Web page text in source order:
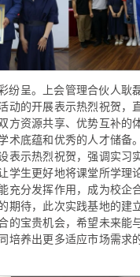
纷呈。上会管理合伙人
动的开展表示热烈祝贺，
方资源共享、优势互补的
术底蕴和优秀的人才储备
表示热烈祝贺，强调实习
学生更好地将课堂所学理
充分发挥作用，成为校企
期待，此次实践基地的
的宝贵机会，希望未来能
培养出更多适应市场需求